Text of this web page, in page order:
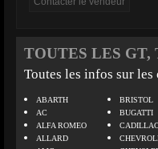
TOUTES LES GT,
Toutes les infos sur les
ABARTH
AC
ALFA ROMEO
ALLARD
BRISTOL
BUGATTI